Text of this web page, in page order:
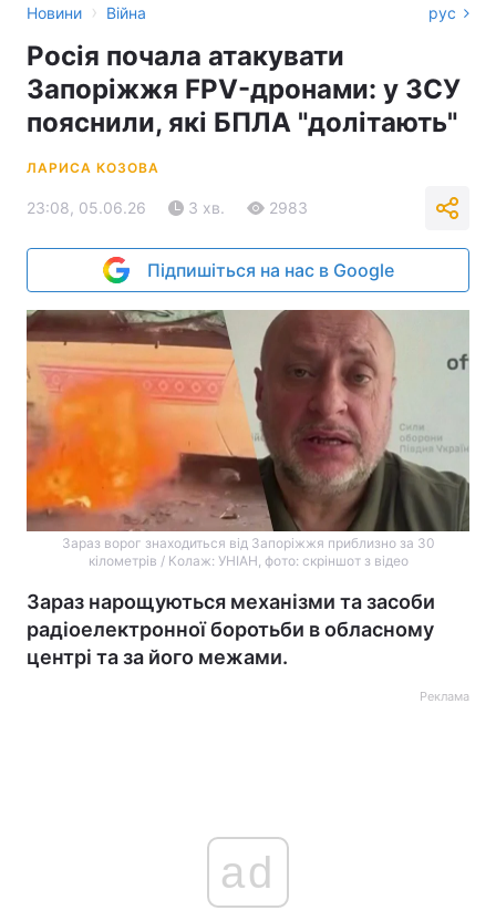
Новини › Війна рус
Росія почала атакувати
Запоріжжя FPV-дронами: у ЗСУ
пояснили, які БПЛА "долітають"
ЛАРИСА КОЗОВА
23:08, 05.06.26 3 хв. 2983
Підпишіться на нас в Google
Зараз ворог знаходиться від Запоріжжя приблизно за 30
кілометрів / Колаж: УНІАН, фото: скріншот з відео
Зараз нарощуються механізми та засоби
радіоелектронної боротьби в обласному
центрі та за його межами.
Реклама
ad